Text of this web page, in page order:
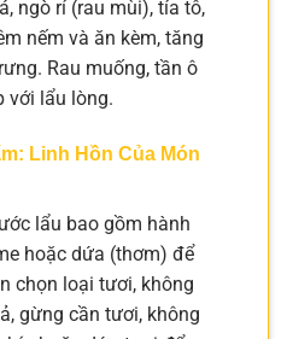
ngò rí (rau mùi), tía tô,
nếm và ăn kèm, tăng
Rau muống, tần ô
với lẩu lòng.
Linh Hồn Của Món
lẩu bao gồm hành
hoặc dứa (thơm) để
chọn loại tươi, không
gừng cần tươi, không